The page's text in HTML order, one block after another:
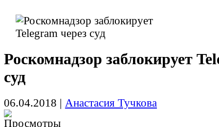
Роскомнадзор заблокирует
суд
06.04.2018 | Анастасия Тучкова